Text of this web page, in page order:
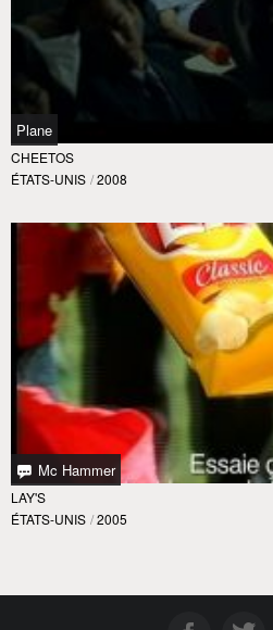
Plane
CHEETOS
ÉTATS-UNIS / 2008
Mc Hammer
LAY'S
ÉTATS-UNIS / 2005